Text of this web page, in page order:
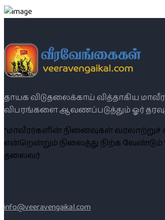
தாயக விடுதலைக்காய் வித்தாகிய
விபரங்களை ஆவணப்படுத்தும் ஓர்
“மாவீரர்களின் நினைவுகள்
என்றென்றும் நிலைத்து நிற்க வேண்டும்
தலைவர்
info@veeravengaikal.com